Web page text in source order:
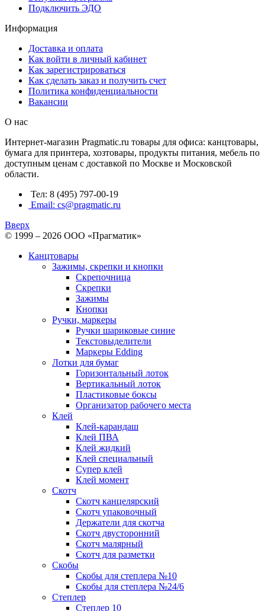
Подключить ЭДО
Информация
Доставка и оплата
Как войти в личный кабинет
Как зарегистрироваться
Как сделать заказ и получить счет
Политика конфиденциальности
Вакансии
О нас
Интернет-магазин Pragmatic.ru товары для офиса: канцтовары,
бумага для принтера, хозтовары, продукты питания, мебель по
доступным ценам с доставкой по Москве и Московской
области.
Тел: 8 (495) 797-00-19
Email: cs@pragmatic.ru
Вверх
© 1999 – 2026 ООО «Прагматик»
Канцтовары
Зажимы, скрепки и кнопки
Скрепочница
Скрепки
Зажимы
Кнопки
Ручки, маркеры
Ручки шариковые синие
Текстовыделители
Маркеры Edding
Лотки для бумаг
Горизонтальный лоток
Вертикальный лоток
Пластиковые боксы
Организатор рабочего места
Клей
Клей-карандаш
Клей ПВА
Клей жидкий
Клей специальный
Супер клей
Клей момент
Скотч
Скотч канцелярский
Скотч упаковочный
Держатели для скотча
Скотч двусторонний
Скотч малярный
Скотч для разметки
Скобы
Скобы для степлера №10
Скобы для степлера №24/6
Степлер
Степлер 10